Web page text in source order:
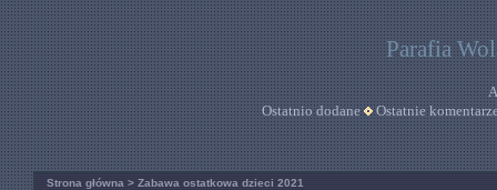
Parafia
Ostatnio dodane
Ostatnie
Strona główna > Zabawa ostatkowa dzieci 2021